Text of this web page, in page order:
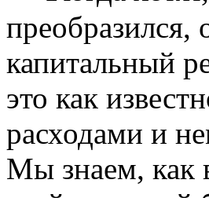
капитальный
это как
расходами и
Мы знаем, как